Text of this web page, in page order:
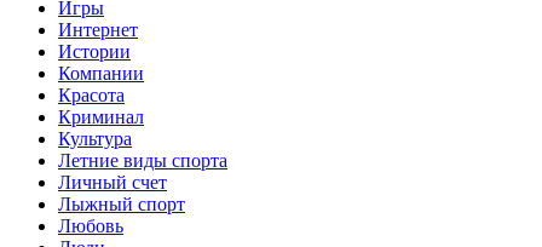
Игры
Интернет
Истории
Компании
Красота
Криминал
Культура
Летние виды спорта
Личный счет
Лыжный спорт
Любовь